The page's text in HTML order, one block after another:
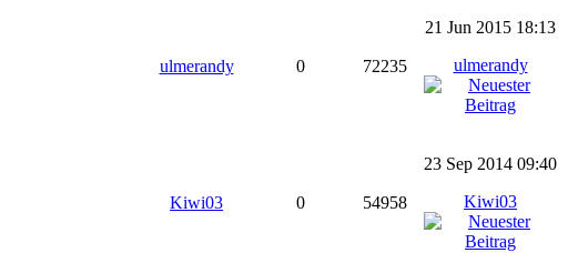
ulmerandy 0 72235
21 Jun 2015 18:13
ulmerandy
Kiwi03 0 54958
23 Sep 2014 09:40
Kiwi03